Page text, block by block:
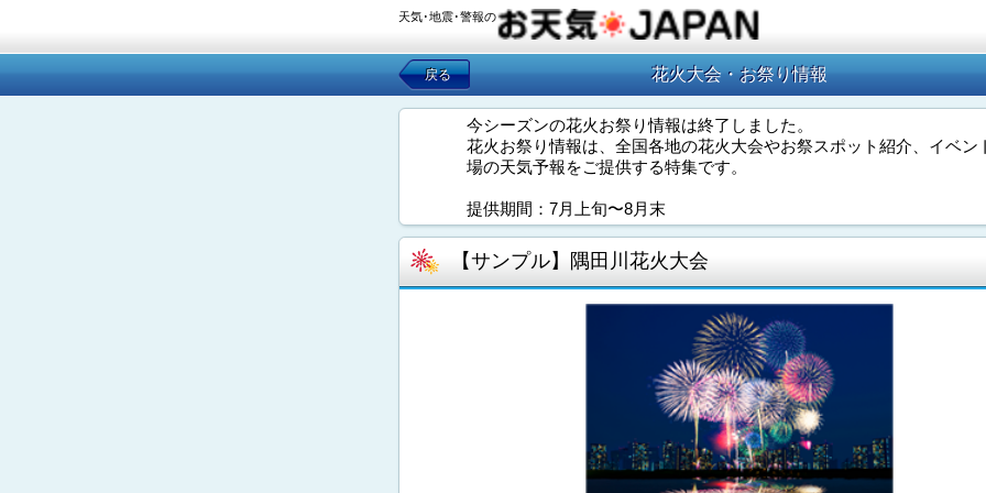
天気･地震･警報の
戻る 花火大会・お祭り情報
今シーズンの花火お祭り情報は終了しました。
花火お祭り情報は、全国各地の花火大会やお祭スポット紹介、イベン
場の天気予報をご提供する特集です。
提供期間：7月上旬〜8月末
【サンプル】隅田川花火大会